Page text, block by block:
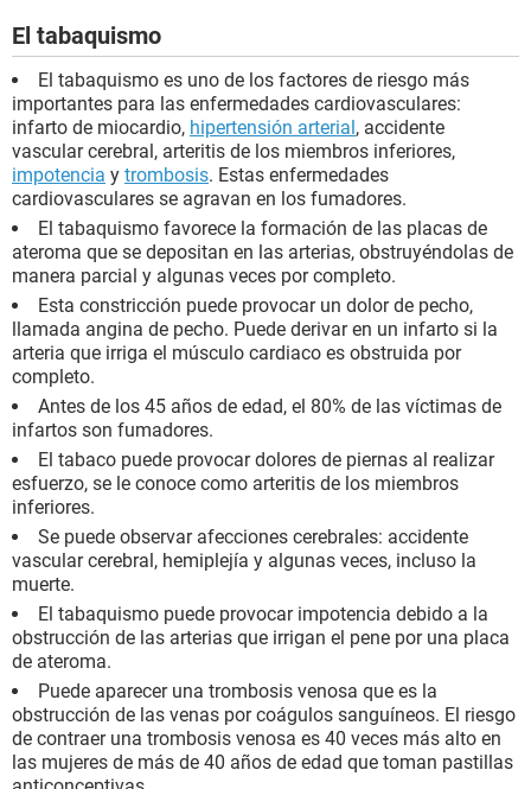
El tabaquismo
El tabaquismo es uno de los factores de riesgo más
importantes para las enfermedades cardiovasculares:
infarto de miocardio, hipertensión arterial , accidente
vascular cerebral, arteritis de los miembros inferiores,
impotencia y trombosis. Estas enfermedades
cardiovasculares se agravan en los fumadores.
El tabaquismo favorece la formación de las placas de
ateroma que se depositan en las arterias, obstruyéndolas de
manera parcial y algunas veces por completo.
Esta constricción puede provocar un dolor de pecho,
llamada angina de pecho. Puede derivar en un infarto si la
arteria que irriga el músculo cardiaco es obstruida por
completo.
Antes de los 45 años de edad, el 80% de las víctimas de
infartos son fumadores.
El tabaco puede provocar dolores de piernas al realizar
esfuerzo, se le conoce como arteritis de los miembros
inferiores.
Se puede observar afecciones cerebrales: accidente
vascular cerebral, hemiplejía y algunas veces, incluso la
muerte.
El tabaquismo puede provocar impotencia debido a la
obstrucción de las arterias que irrigan el pene por una placa
de ateroma.
Puede aparecer una trombosis venosa que es la
obstrucción de las venas por coágulos sanguíneos. El riesgo
de contraer una trombosis venosa es 40 veces más alto en
las mujeres de más de 40 años de edad que toman pastillas